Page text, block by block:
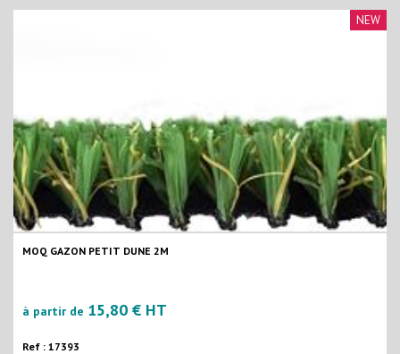
MOQ GAZON PETIT DUNE 2M
à partir de 15,80 € HT
NEW
Ref : 17393